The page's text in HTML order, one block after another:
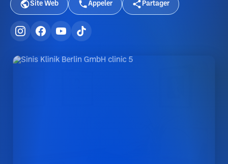
Site Web Appeler Partager